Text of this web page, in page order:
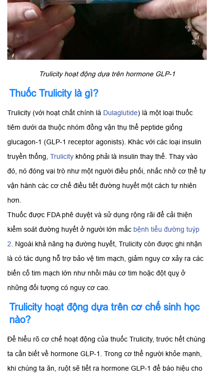
Trulicity hoạt động dựa trên hormone GLP-1
Thuốc Trulicity là gì?
Trulicity (với hoạt chất chính là Dulaglutide) là một loại thuốc
tiêm dưới da thuộc nhóm đồng vận thụ thể peptide giống
glucagon-1 (GLP-1 receptor agonists). Khác với các loại insulin
truyền thống, Trulicity không phải là insulin thay thế. Thay vào
đó, nó đóng vai trò như một người điều phối, nhắc nhở cơ thể tự
vận hành các cơ chế điều tiết đường huyết một cách tự nhiên
hơn.
Thuốc được FDA phê duyệt và sử dụng rộng rãi để cải thiện
kiểm soát đường huyết ở người lớn mắc bệnh tiểu đường tuýp
2 . Ngoài khả năng hạ đường huyết, Trulicity còn được ghi nhận
là có tác dụng hỗ trợ bảo vệ tim mạch, giảm nguy cơ xảy ra các
biến cố tim mạch lớn như nhồi máu cơ tim hoặc đột quỵ ở
những đối tượng có nguy cơ cao.
Trulicity hoạt động dựa trên cơ chế sinh học
nào?
Để hiểu rõ cơ chế hoạt động của thuốc Trulicity, trước hết chúng
ta cần biết về hormone GLP-1. Trong cơ thể người khỏe mạnh,
khi chúng ta ăn, ruột sẽ tiết ra hormone GLP-1 để báo hiệu cho